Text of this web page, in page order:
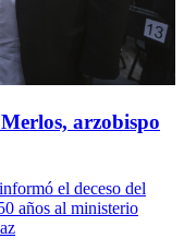
arzobispo
el deceso del
años al ministerio